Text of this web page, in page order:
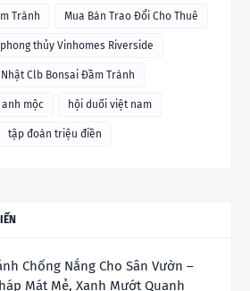
Trành Mua Bán Trao Đổi Cho Thuê
thủy Vinhomes Riverside
Clb Bonsai Đầm Trành
anh mộc hội duối việt nam
tập đoàn triệu điền
Chống Nắng Cho Sân Vườn –
Mát Mẻ, Xanh Mướt Quanh